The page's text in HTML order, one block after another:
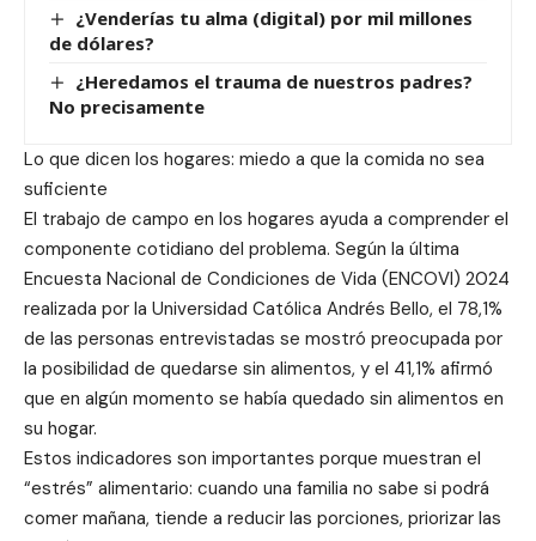
¿Venderías tu alma (digital) por mil millones
de dólares?
¿Heredamos el trauma de nuestros padres?
No precisamente
Lo que dicen los hogares: miedo a que la comida no sea
suficiente
El trabajo de campo en los hogares ayuda a comprender el
componente cotidiano del problema. Según la última
Encuesta Nacional de Condiciones de Vida (ENCOVI) 2024
realizada por la Universidad Católica Andrés Bello, el 78,1%
de las personas entrevistadas se mostró preocupada por
la posibilidad de quedarse sin alimentos, y el 41,1% afirmó
que en algún momento se había quedado sin alimentos en
su hogar.
Estos indicadores son importantes porque muestran el
“estrés” alimentario: cuando una familia no sabe si podrá
comer mañana, tiende a reducir las porciones, priorizar las